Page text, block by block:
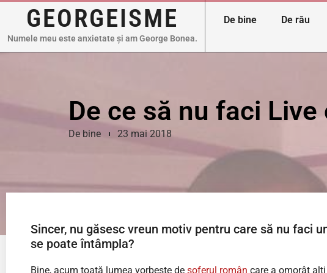
GEORGEISME
Numele meu este anxietate și am George Bonea.
De bine De rău
De ce să nu faci
De bine 23 mai 2018
Sincer, nu găsesc vreun motiv pentru care să nu faci
se poate întâmpla?
Bine, acum toată lumea vorbește de șoferul român care a omorât